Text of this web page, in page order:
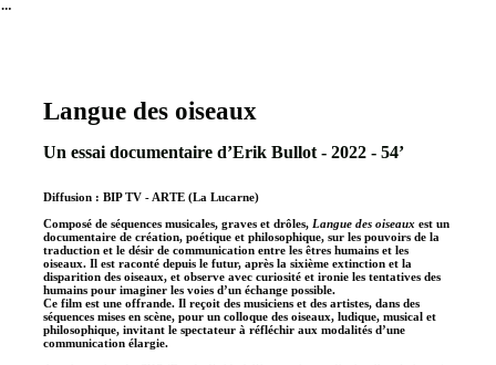
︎
Langue des oiseaux
Un essai documentaire d’Erik Bullot - 2022 - 54’
Diffusion : BIP TV - ARTE (La Lucarne)
Composé de séquences musicales, graves et drôles, Langue des oiseaux est un
documentaire de création, poétique et philosophique, sur les pouvoirs de la
traduction et le désir de communication entre les êtres humains et les
oiseaux. Il est raconté depuis le futur, après la sixième extinction et la
disparition des oiseaux, et observe avec curiosité et ironie les tentatives des
humains pour imaginer les voies d’un échange possible.
Ce film est une offrande. Il reçoit des musiciens et des artistes, dans des
séquences mises en scène, pour un colloque des oiseaux, ludique, musical et
philosophique, invitant le spectateur à réfléchir aux modalités d’une
communication élargie.